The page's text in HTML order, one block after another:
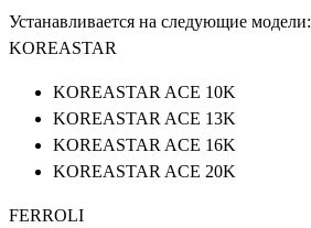
Устанавливается на следующие модели:
KOREASTAR
KOREASTAR ACE 10K
KOREASTAR ACE 13K
KOREASTAR ACE 16K
KOREASTAR ACE 20K
FERROLI